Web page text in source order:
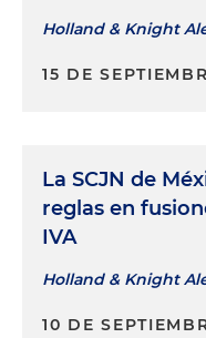
Holland & Knight
15 DE
La SCJN de
reglas en
IVA
Holland & Knight
10 DE